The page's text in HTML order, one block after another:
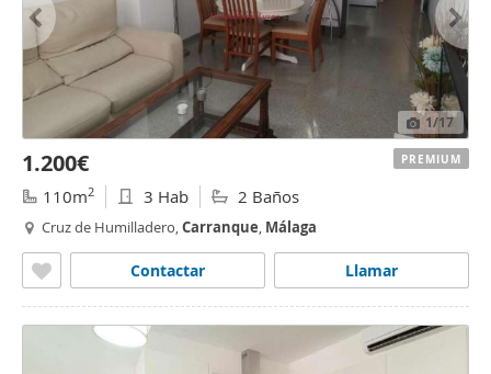
1/17
1.200€
110m2 3 Hab 2 Baños
Cruz de Humilladero,Carranque, Málaga
Llamar
Contactar
PREMIUM